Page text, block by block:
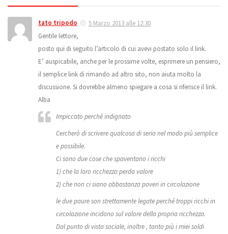
tato tripodo
5 Marzo 2013 alle 12:30
Gentile lettore,
posto qui di seguito l’articolo di cui avevi postato solo il link.
E’ auspicabile, anche per le prossime volte, esprimere un pensiero,
il semplice link di rimando ad altro sito, non aiuta molto la
discussione. Si dovrebbe almeno spiegare a cosa si riferisce il link.
Alba
Impiccato perchè indignato
Cercherò di scrivere qualcosa di serio nel modo più semplice
e possibile.
Ci sono due cose che spaventano i ricchi
1) che la loro ricchezza perda valore
2) che non ci siano abbastanza poveri in circolazione
le due paure son strettamente legate perché troppi ricchi in
circolazione incidono sul valore della propria ricchezza.
Dal punto di vista sociale, inoltre , tanto più i miei soldi